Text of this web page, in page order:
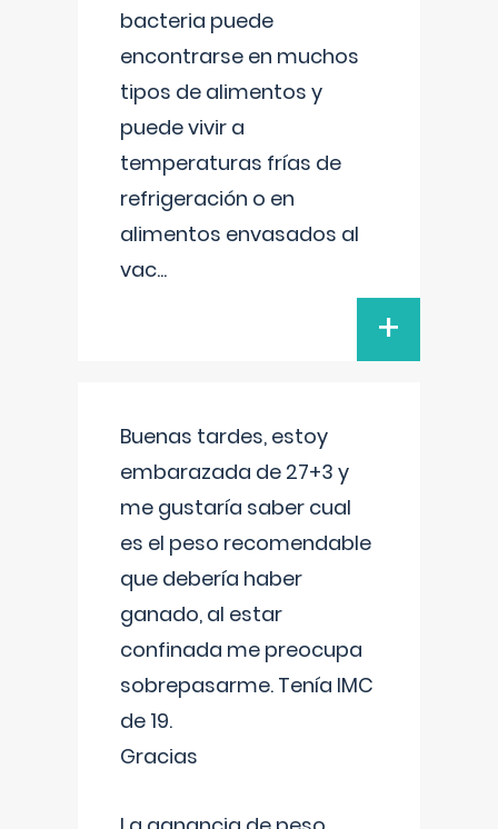
bacteria puede
encontrarse en muchos
tipos de alimentos y
puede vivir a
temperaturas frías de
refrigeración o en
alimentos envasados al
vac...
+
Buenas tardes, estoy
embarazada de 27+3 y
me gustaría saber cual
es el peso recomendable
que debería haber
ganado, al estar
confinada me preocupa
sobrepasarme. Tenía IMC
de 19.
Gracias